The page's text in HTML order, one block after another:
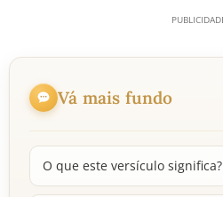
Vá mais fundo
O que este versículo significa?